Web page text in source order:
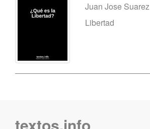
Juan Jose Suarez
Libertad